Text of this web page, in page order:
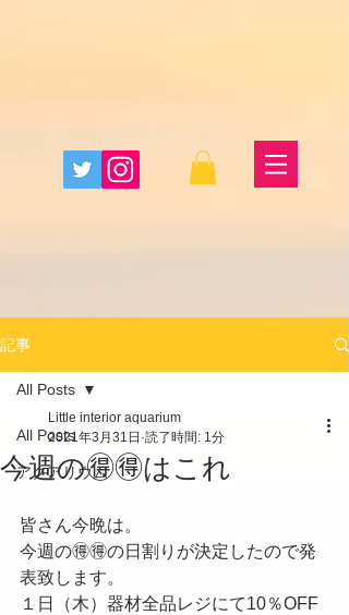
記事
All Posts
アクアリウム
All Posts
今週の🉐🉐はこれ
Little interior aquarium
2021年3月31日 読了時間: 1分
皆さん今晩は。
今週の🉐🉐の日割りが決定したので発
表致します。
１日（木）器材全品レジにて10％OFF